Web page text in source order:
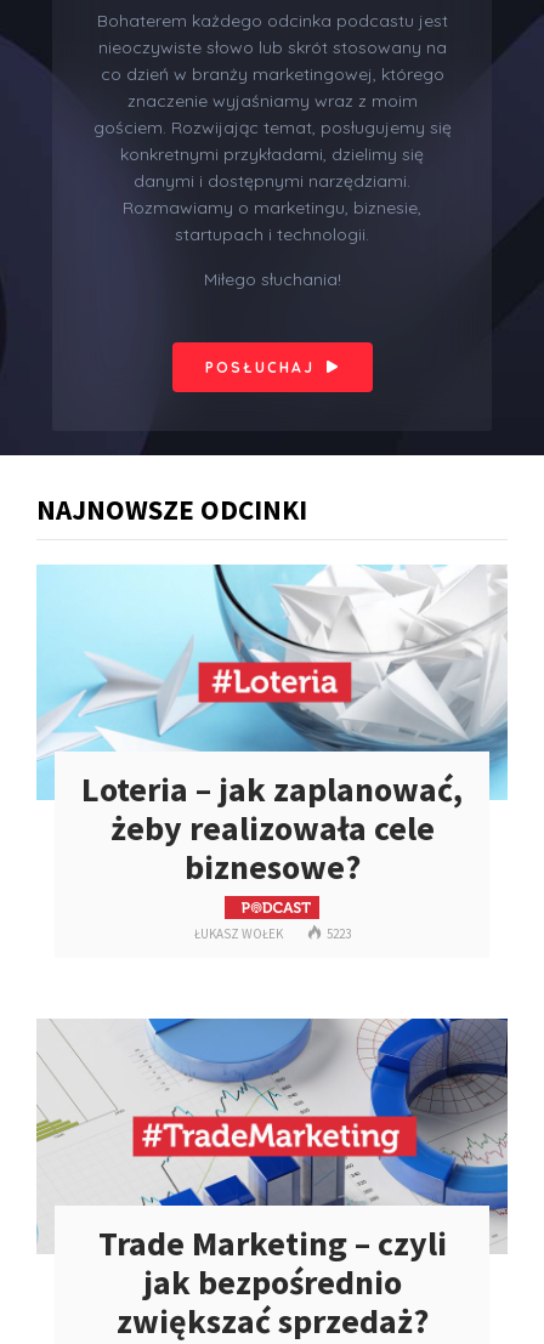
Bohaterem każdego odcinka podcastu jest
nieoczywiste słowo lub skrót stosowany na
co dzień w branży marketingowej, którego
znaczenie wyjaśniamy wraz z moim
gościem. Rozwijając temat, posługujemy się
konkretnymi przykładami, dzielimy się
danymi i dostępnymi narzędziami.
Rozmawiamy o marketingu, biznesie,
startupach i technologii.
Miłego słuchania!
POSŁUCHAJ
NAJNOWSZE ODCINKI
Loteria – jak zaplanować,
żeby realizowała cele
biznesowe?
ŁUKASZ WOŁEK 5223
Trade Marketing – czyli
jak bezpośrednio
zwiększać sprzedaż?